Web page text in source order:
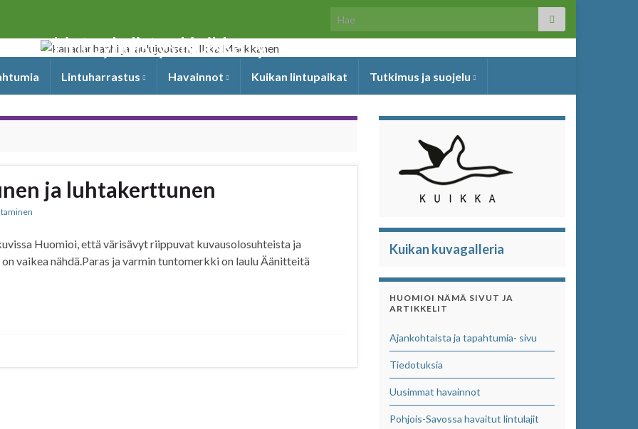
Search for:
Lintuyhdistys Kuikka ry
Lintuharrastus Havainnot Kuikan lintupaikat Tutkimus ja suojelu
ja luhtakerttunen
Huomioi, että värisävyt riippuvat kuvausolosuhteista ja
vaikea nähdä.Paras ja varmin tuntomerkki on laulu Äänitteitä
Kuikan kuvagalleria
HUOMIOI NÄMÄ SIVUT JA
ARTIKKELIT
Ajankohtaista ja tapahtumia- sivu
Tiedotuksia
Uusimmat havainnot
Pohjois-Savossa havaitut lintulajit